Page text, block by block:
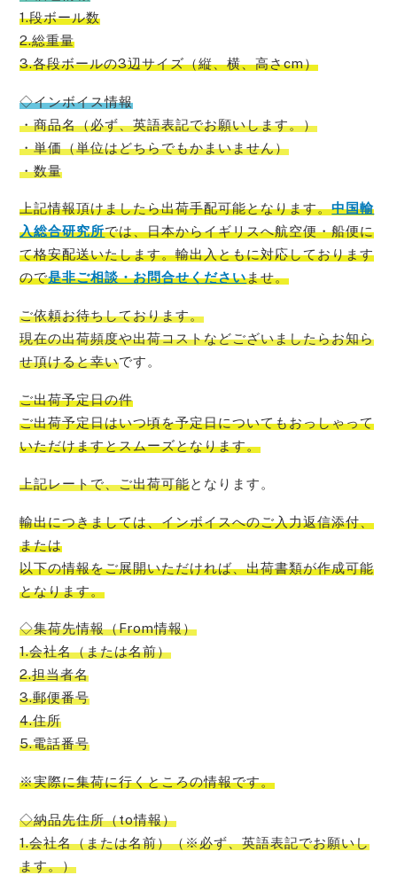
1.段ボール数
2.総重量
3.各段ボールの3辺サイズ（縦、横、高さcm）
◇インボイス情報
・商品名（必ず、英語表記でお願いします。）
・単価（単位はどちらでもかまいません）
・数量
上記情報頂けましたら出荷手配可能となります。中国輸
入総合研究所では、日本からイギリスへ航空便・船便に
て格安配送いたします。輸出入ともに対応しております
ので是非ご相談・お問合せくださいませ。
ご依頼お待ちしております。
現在の出荷頻度や出荷コストなどございましたらお知ら
せ頂けると幸いです。
ご出荷予定日の件
ご出荷予定日はいつ頃を予定日についてもおっしゃって
いただけますとスムーズとなります。
上記レートで、ご出荷可能となります。
輸出につきましては、インボイスへのご入力返信添付、
または
以下の情報をご展開いただければ、出荷書類が作成可能
となります。
◇集荷先情報（From情報）
1.会社名（または名前）
2.担当者名
3.郵便番号
4.住所
5.電話番号
※実際に集荷に行くところの情報です。
◇納品先住所（to情報）
1.会社名（または名前）（※必ず、英語表記でお願いし
ます。）